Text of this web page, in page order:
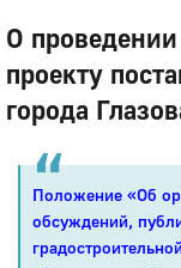
О
проекту
города
Положение «Об
обсуждений,